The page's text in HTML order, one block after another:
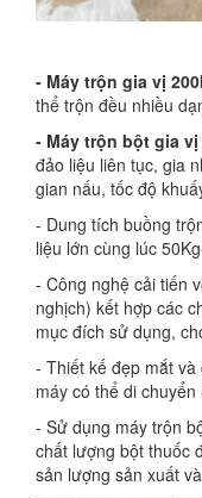
- Máy trộn gia vị
thể trộn đều nhiều
- Máy trộn bột gia
đảo liệu liên tục, gia
gian nấu, tốc độ
- Dung tích buồng
liệu lớn cùng lúc
- Công nghệ cải tiến
nghịch) kết hợp các
mục đích sử dụng,
- Thiết kế đẹp mắt
máy có thể di
- Sử dụng máy trộn
chất lượng bột thuốc
sản lượng sản xuất